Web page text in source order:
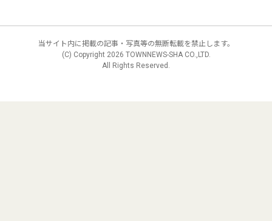
当サイト内に掲載の記事・写真等の無断転載を禁止します。
(C) Copyright 2026 TOWNNEWS-SHA CO.,LTD.
All Rights Reserved.